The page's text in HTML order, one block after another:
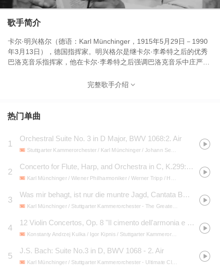
歌手简介
卡尔·明兴格尔（德语：Karl Münchinger，1915年5月29日－1990
年3月13日），德国指挥家。明兴格尔是继卡尔·李希特之后的优秀
巴洛克音乐指挥家，他在卡尔·李希特之后强调巴洛克音乐中庄严、
完整歌手介绍
热门单曲
1
Orchestral Suite No. 3 in D Major, BWV 1068:2. Air
Stuttgarter Kammerorchester / Karl Münchinger / Johann Sebastian Bach -
2
Concerto for Flute, Harp, and Orchestra in C, K.299:2. Andantino
Karl Münchinger / Wiener Philharmoniker / Werner Tripp / Hubert Jellinek -
3
Was mir behagt, ist nur die muntre Jagd, Cantata BWV 208:Schafe können sicher weiden (Sheep may safely graze)
Karl Münchinger / Stuttgarter Kammerorchester - The Greatest Classical Show on Earth
4
12 Violin Concertos, Op. 8 "Il cimento dell'armonia e dell'inventione" / Concerto No. 2 in G Minor for solo violin, RV315 "L'Estate":II. Adagio - Presto
Konstanty Andrzej Kulka / Igor Kipnis / Stuttgarter Kammerorchester / Karl Münchinger / Antonio Vivaldi
5
J.S. Bach: Suite No.3 in D, BWV 1068 - 2. Air
Karl Münchinger / Stuttgarter Kammerorchester - Ultimate Classical Dreams